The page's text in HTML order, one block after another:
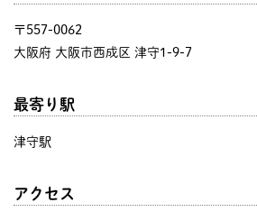
〒557-0062
大阪府 大阪市西成区 津守1-9-7
最寄り駅
津守駅
アクセス